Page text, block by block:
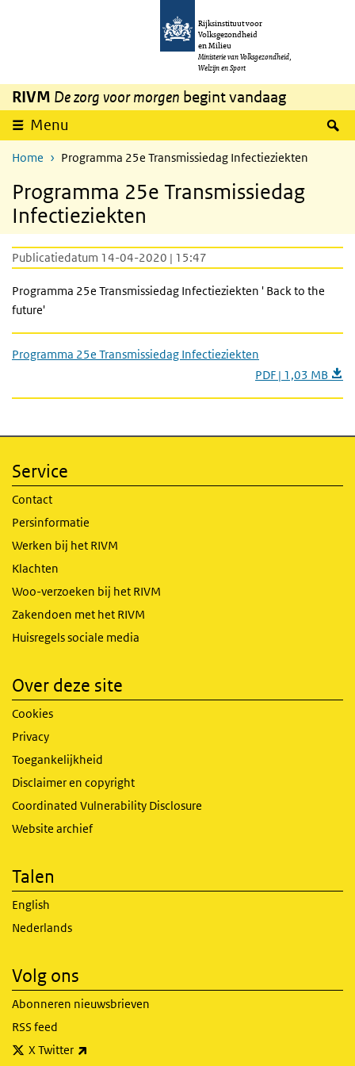
Overslaan en naar de inhoud gaan
Rijksinstituut voor
Volksgezondheid
en Milieu
Ministerie van Volksgezondheid,
Welzijn en Sport
RIVM De zorg voor morgen begint vandaag
Menu
Home Programma 25e Transmissiedag Infectieziekten
Programma 25e Transmissiedag
Infectieziekten
Publicatiedatum 14-04-2020 | 15:47
Programma 25e Transmissiedag Infectieziekten ' Back to the
future'
Programma 25e Transmissiedag Infectieziekten
PDF | 1,03 MB
Service
Contact
Persinformatie
Werken bij het RIVM
Klachten
Woo-verzoeken bij het RIVM
Zakendoen met het RIVM
Huisregels sociale media
Over deze site
Cookies
Privacy
Toegankelijkheid
Disclaimer en copyright
Coordinated Vulnerability Disclosure
Website archief
Talen
English
Nederlands
Volg ons
Abonneren nieuwsbrieven
RSS feed
X Twitter